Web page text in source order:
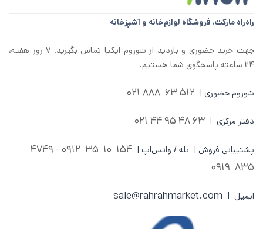
راه‌راه مارکت، فروشگاه لوازم‌خانه و آشپزخانه
جهت خرید حضوری و بازدید از شوروم ایکیا تماس بگیرید. ۷ روز هفته،
۲۴ ساعته پاسخگوی شما هستیم.
شوروم حضوری | 512 63 888 021
دفتر مرکزی |
63 48 95 44 021
پشتیبانی فروش | بله / واتس‌اپ | 154 10 35
835 0919
ایمیل | sale@rahrahmarket.com